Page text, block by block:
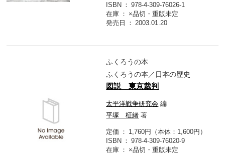
ISBN
978-4-309-76026-1
在庫
×品切・重版未定
発売日
2003.01.20
ふくろうの本
ふくろうの本／日本の歴史
図説 東京裁判
太平洋戦争研究会 編
平塚 柾緒 著
定価
1,760円（本体：1,600円）
ISBN
978-4-309-76020-9
在庫
×品切・重版未定